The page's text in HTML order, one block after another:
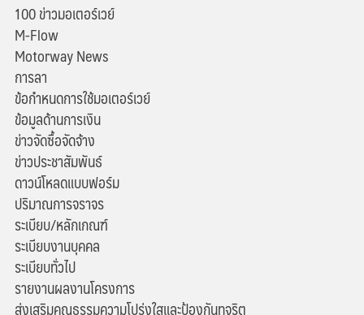
100 ข่าวมอเตอร์เวย์
M-Flow
Motorway News
การลา
ข้อกำหนดการใช้มอเตอร์เวย์
ข้อมูลด้านการเงิน
ข่าวจัดซื้อจัดจ้าง
ข่าวประชาสัมพันธ์
ดาวน์โหลดแบบฟอร์ม
ปริมาณการจราจร
ระเบียบ/หลักเกณฑ์
ระเบียบงานบุคคล
ระเบียบทั่วไป
รายงานผลงานโครงการ
ส่งเสริมคุณธรรมความโปร่งใสและป้องกันทุจริต